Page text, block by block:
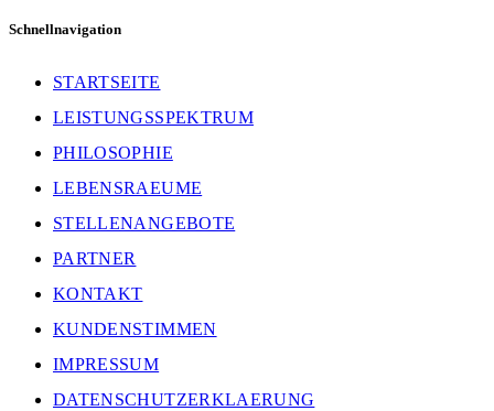
Schnellnavigation
STARTSEITE
LEISTUNGSSPEKTRUM
PHILOSOPHIE
LEBENSRAEUME
STELLENANGEBOTE
PARTNER
KONTAKT
KUNDENSTIMMEN
IMPRESSUM
DATENSCHUTZERKLAERUNG